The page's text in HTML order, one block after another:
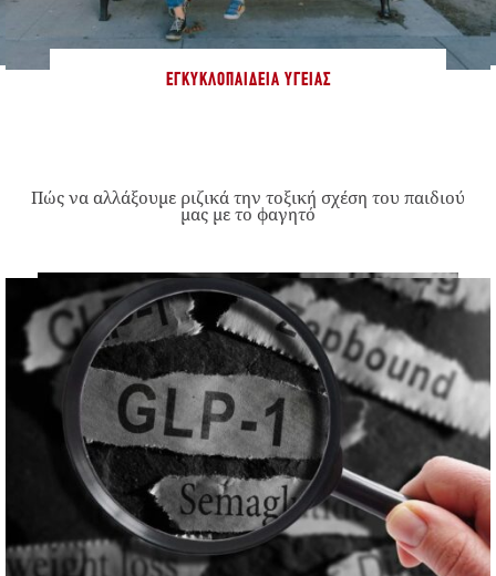
ΕΓΚΥΚΛΟΠΑΊΔΕΙΑ ΥΓΕΊΑΣ
Πώς να αλλάξουμε ριζικά την τοξική σχέση του παιδιού
μας με το φαγητό